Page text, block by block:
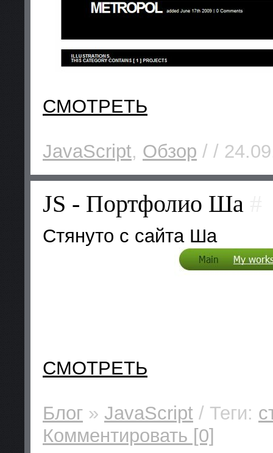
СМОТРЕТЬ
JavaScript, Обзор / /
JS - Портфолио Ша
Стянуто с сайта Ша
СМОТРЕТЬ
Блог » JavaScript / Теги:
Комментировать [0]